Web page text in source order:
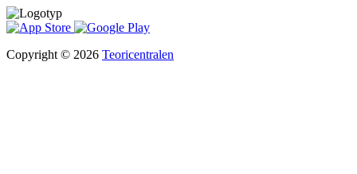
Copyright © 2026 Teoricentralen